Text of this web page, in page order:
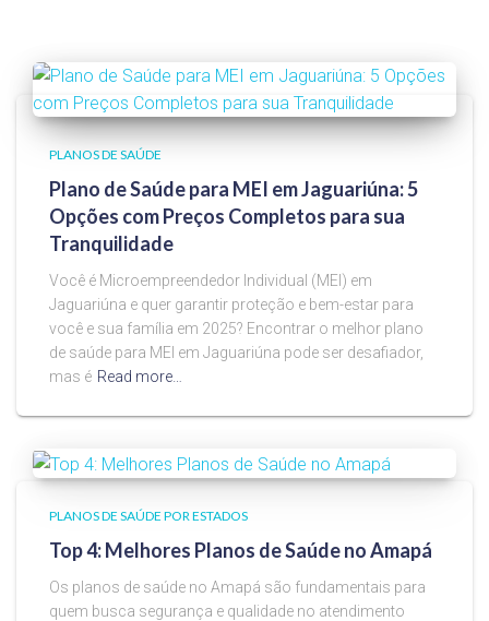
PLANOS DE SAÚDE
Plano de Saúde para MEI em Jaguariúna: 5
Opções com Preços Completos para sua
Tranquilidade
Você é Microempreendedor Individual (MEI) em
Jaguariúna e quer garantir proteção e bem-estar para
você e sua família em 2025? Encontrar o melhor plano
de saúde para MEI em Jaguariúna pode ser desafiador,
mas é Read more…
PLANOS DE SAÚDE POR ESTADOS
Top 4: Melhores Planos de Saúde no Amapá
Os planos de saúde no Amapá são fundamentais para
quem busca segurança e qualidade no atendimento